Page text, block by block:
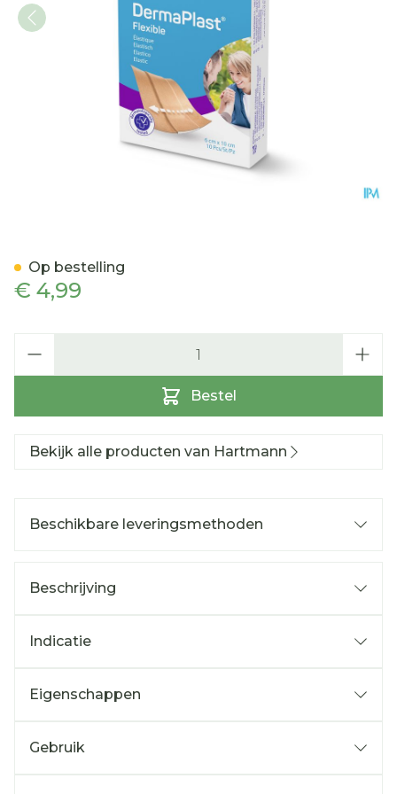
€ 4,99
Bestel
Op bestelling
Bekijk alle producten van Hartmann
Beschikbare leveringsmethoden
Beschrijving
Indicatie
Eigenschappen
Gebruik